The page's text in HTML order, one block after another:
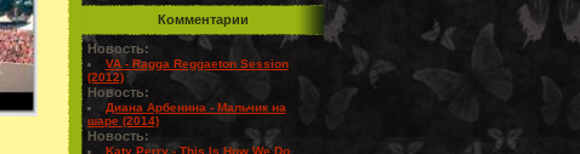
Комментарии
Новость:
VA - Ragga Reggaeton Session
(2012)
Новость:
Диана Арбенина - Мальчик на
шаре (2014)
Новость:
Katy Perry - This Is How We Do